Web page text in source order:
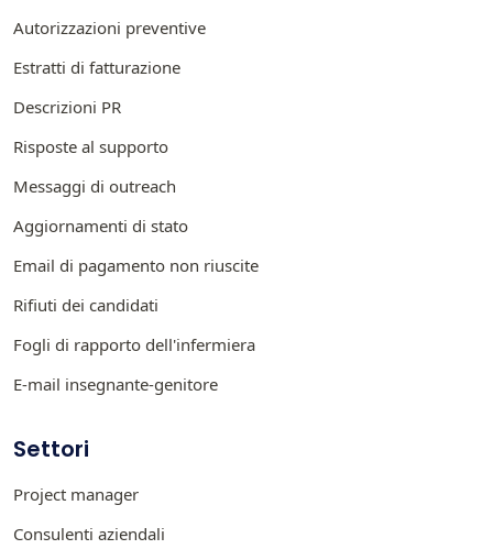
Autorizzazioni preventive
Estratti di fatturazione
Descrizioni PR
Risposte al supporto
Messaggi di outreach
Aggiornamenti di stato
Email di pagamento non riuscite
Rifiuti dei candidati
Fogli di rapporto dell'infermiera
E-mail insegnante-genitore
Settori
Project manager
Consulenti aziendali